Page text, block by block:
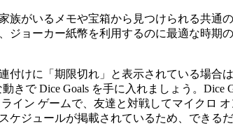
族がいるメモや宝箱から見つけられる共通
ジョーカー紙幣を利用するのに最適な時期
付けに「期限切れ」と表示されている場合
動きで Dice Goals を手に入れましょう。
ライン ゲームで、友達と対戦してマイクロ
ケジュールが掲載されているため、できる